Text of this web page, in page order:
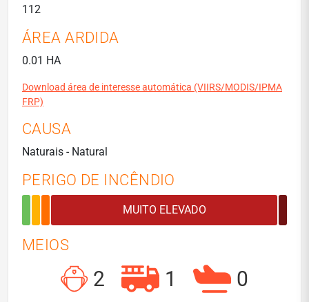
112
ÁREA ARDIDA
0.01 HA
Download área de interesse automática (VIIRS/MODIS/IPMA
FRP)
CAUSA
Naturais - Natural
PERIGO DE INCÊNDIO
MEIOS
2 1 0